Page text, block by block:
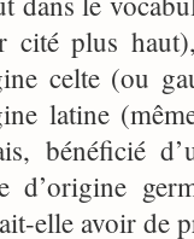
cité plus
celte (ou
latine
bénéficié
d’origine
elle avoir de